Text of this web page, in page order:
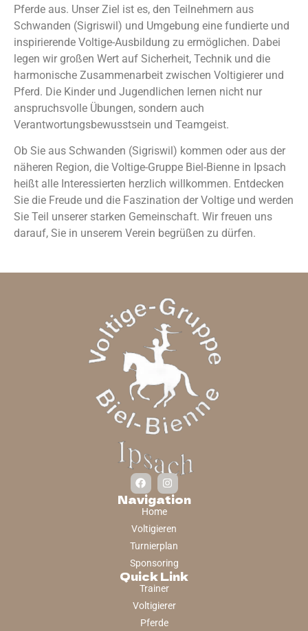
Pferde aus. Unser Ziel ist es, den Teilnehmern aus
Schwanden (Sigriswil) und Umgebung eine fundierte und
inspirierende Voltige-Ausbildung zu ermöglichen. Dabei
legen wir großen Wert auf Sicherheit, Technik und die
harmonische Zusammenarbeit zwischen Voltigierer und
Pferd. Die Kinder und Jugendlichen lernen nicht nur
anspruchsvolle Übungen, sondern auch
Verantwortungsbewusstsein und Teamgeist.
Ob Sie aus Schwanden (Sigriswil) kommen oder aus der
näheren Region, die Voltige-Gruppe Biel-Bienne in Ipsach
heißt alle Interessierten herzlich willkommen. Entdecken
Sie die Freude und die Faszination der Voltige und werden
Sie Teil unserer starken Gemeinschaft. Wir freuen uns
darauf, Sie in unserem Verein begrüßen zu dürfen.
Navigation
Home
Voltigieren
Turnierplan
Sponsoring
Quick Link
Trainer
Voltigierer
Pferde